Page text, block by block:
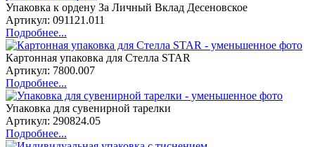
Упаковка к ордену За Личный Вклад Десеновское
Артикул: 091121.011
Подробнее...
Картонная упаковка для Стелла STAR
Артикул: 7800.007
Подробнее...
Упаковка для сувенирной тарелки
Артикул: 290824.05
Подробнее...